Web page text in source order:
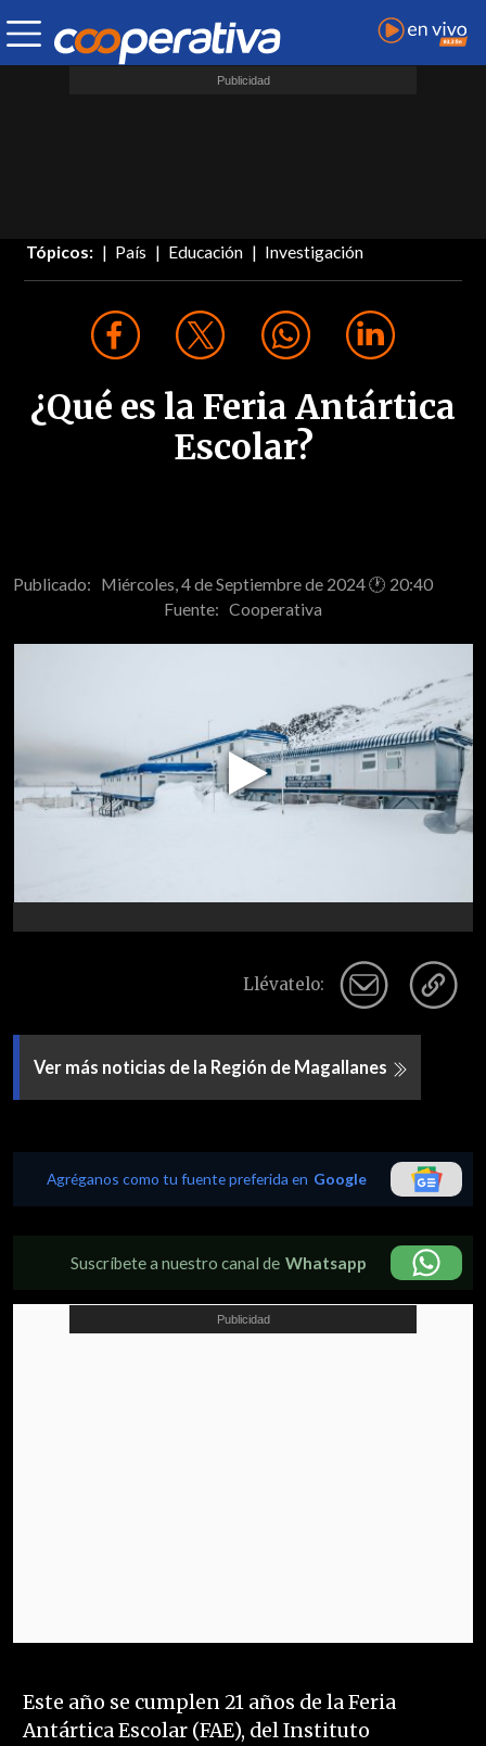
Tópicos: País Educación Investigación
¿Qué es la Feria Antártica
Escolar?
Publicado: Miércoles, 4 de Septiembre de 2024 🕐 20:40
Fuente: Cooperativa
Play
Video
Llévatelo:
Ver más noticias de la Región de Magallanes
Agréganos como tu fuente preferida en Google
Suscríbete a nuestro canal de Whatsapp
Este año se cumplen 21 años de la Feria
Antártica Escolar (FAE), del Instituto